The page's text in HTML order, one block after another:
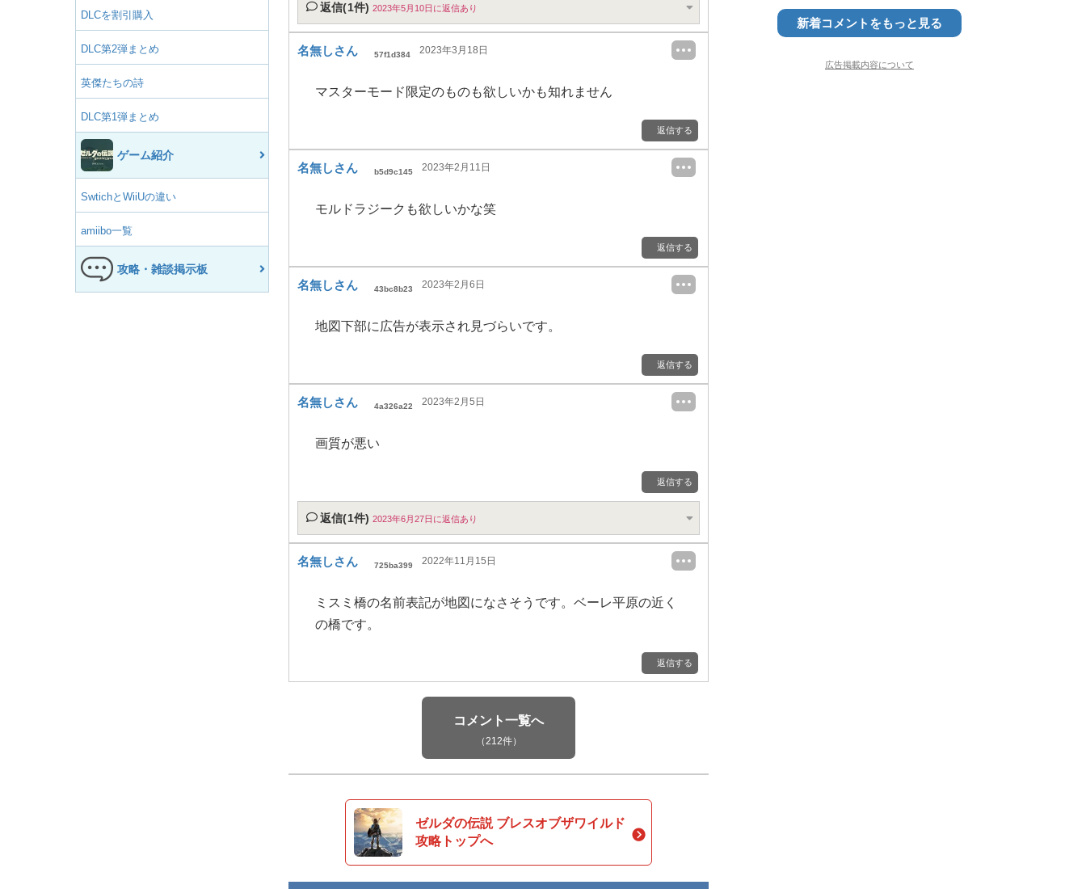
DLCを割引購入
DLC第2弾まとめ
英傑たちの詩
DLC第1弾まとめ
ゲーム紹介
SwtichとWiiUの違い
amiibo一覧
攻略・雑談掲示板
返信(1件) 2023年5月10日に返信あり
名無しさん 57f1d384 2023年3月18日
マスターモード限定のものも欲しいかも知れません
返信する
名無しさん b5d9c145 2023年2月11日
モルドラジークも欲しいかな笑
返信する
名無しさん 43bc8b23 2023年2月6日
地図下部に広告が表示され見づらいです。
返信する
名無しさん 4a326a22 2023年2月5日
画質が悪い
返信する
返信(1件) 2023年6月27日に返信あり
名無しさん 725ba399 2022年11月15日
ミスミ橋の名前表記が地図になさそうです。ベーレ平原の近く
の橋です。
返信する
コメント一覧へ
（212件）
ゼルダの伝説 ブレスオブザワイルド
攻略トップへ
新着コメントをもっと見る
広告掲載内容について